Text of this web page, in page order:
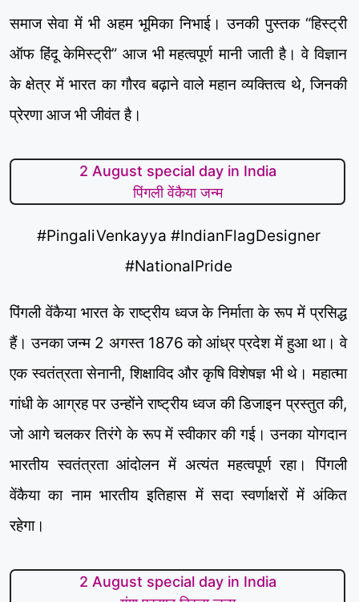
समाज सेवा में भी अहम भूमिका निभाई। उनकी पुस्तक “हिस्ट्री
ऑफ हिंदू केमिस्ट्री” आज भी महत्वपूर्ण मानी जाती है। वे विज्ञान
के क्षेत्र में भारत का गौरव बढ़ाने वाले महान व्यक्तित्व थे, जिनकी
प्रेरणा आज भी जीवंत है।
2 August special day in India
पिंगली वेंकैया जन्म
#PingaliVenkayya #IndianFlagDesigner
#NationalPride
पिंगली वेंकैया भारत के राष्ट्रीय ध्वज के निर्माता के रूप में प्रसिद्ध
हैं। उनका जन्म 2 अगस्त 1876 को आंध्र प्रदेश में हुआ था। वे
एक स्वतंत्रता सेनानी, शिक्षाविद और कृषि विशेषज्ञ भी थे। महात्मा
गांधी के आग्रह पर उन्होंने राष्ट्रीय ध्वज की डिजाइन प्रस्तुत की,
जो आगे चलकर तिरंगे के रूप में स्वीकार की गई। उनका योगदान
भारतीय स्वतंत्रता आंदोलन में अत्यंत महत्वपूर्ण रहा। पिंगली
वेंकैया का नाम भारतीय इतिहास में सदा स्वर्णाक्षरों में अंकित
रहेगा।
2 August special day in India